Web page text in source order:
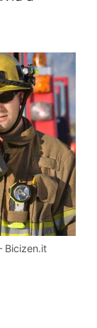
Bicizen.it